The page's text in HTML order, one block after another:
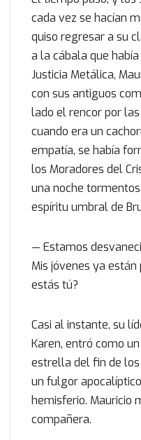
cada vez se hacían
quiso regresar a su
a la cábala que
Justicia Metálica,
con sus antiguos
lado el rencor por
cuando era un
empatía, se había
los Moradores del
una noche
espíritu umbral de
— Estamos
Mis jóvenes ya
estás tú?
Casi al instante, su
Karen, entró como
estrella del fin de
un fulgor
hemisferio. Mauricio
compañera.